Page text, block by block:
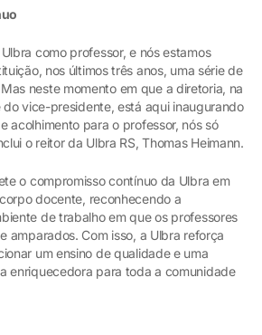
como professor, e nós estamos
nos últimos três anos, uma série de
neste momento em que a diretoria, na
vice-presidente, está aqui inaugurando
acolhimento para o professor, nós só
o reitor da Ulbra RS, Thomas Heimann.
o compromisso contínuo da Ulbra em
docente, reconhecendo a
de trabalho em que os professores
amparados. Com isso, a Ulbra reforça
um ensino de qualidade e uma
enriquecedora para toda a comunidade